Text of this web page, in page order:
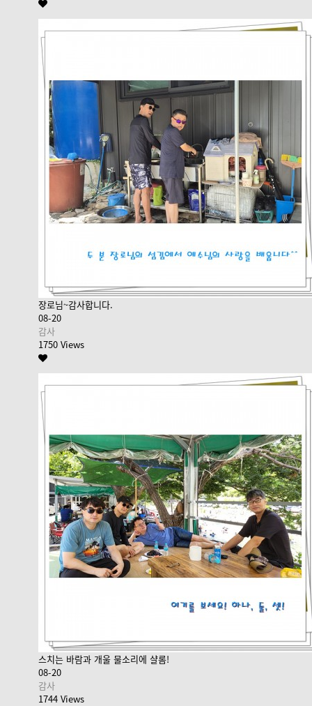
장로님~감사합니다.
08-20
감사
1750 Views
스치는 바람과 개울 물소리에 샬롬!
08-20
감사
1744 Views